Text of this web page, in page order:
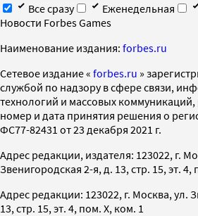
Все сразу
Еженедельная
Новости Forbes Games
Наименование издания: forbes.ru
Cетевое издание « forbes.ru »
службой по надзору в сфере связи,
технологий и массовых
номер и дата принятия решения о
ФС77-82431 от 23 декабря 2021 г.
Адрес редакции, издателя: 123022, г.
Звенигородская 2-я, д. 13, стр. 15, эт. 4,
Адрес редакции: 123022, г. Москва, ул.
13, стр. 15, эт. 4, пом. X, ком. 1